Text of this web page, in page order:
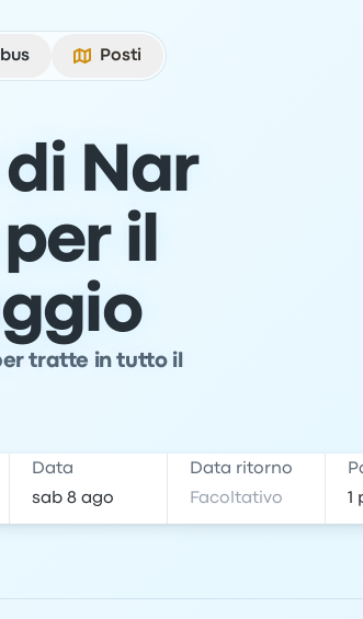
Posti
Nar
il
tratte in tutto il
Data Data ritorno